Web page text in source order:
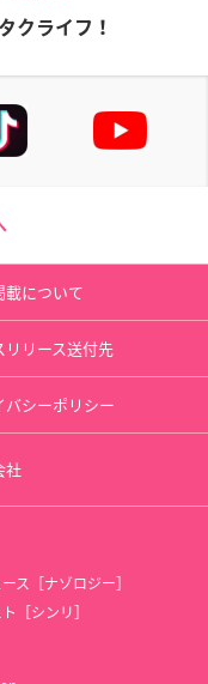
クライフ！
載について
リリース送付先
バシーポリシー
社
ス［ナゾロジー］
［シンリ］